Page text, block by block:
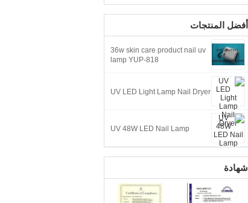
أفضل المنتجات
36w skin care product nail uv
lamp YUP-818
UV LED Light Lamp Nail Dryer
UV 48W LED Nail Lamp
شهادة